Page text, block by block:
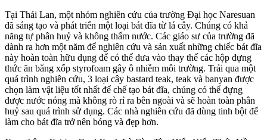
Tại Thái Lan, một nhóm nghiên cứu của trường Đại học Naresuan
đã sáng tạo và phát triển một loại bát đĩa từ lá cây. Chúng có khả
năng tự phân huỷ và không thấm nước. Các giáo sư của trường đã
dành ra hơn một năm để nghiên cứu và sản xuất những chiếc bát đĩa
này hoàn toàn hữu dụng để có thể đưa vào thay thế các hộp đựng
thức ăn bằng xốp styrofoam gây ô nhiễm môi trường. Trải qua một
quá trình nghiên cứu, 3 loại cây bastard teak, teak và banyan được
chọn làm vật liệu tốt nhất để chế tạo bát đĩa, chúng có thể đựng
được nước nóng mà không rò rỉ ra bên ngoài và sẽ hoàn toàn phân
huỷ sau quá trình sử dụng. Các nhà nghiên cứu đã dùng tinh bột để
làm cho bát đĩa trở nên bóng và đẹp hơn.